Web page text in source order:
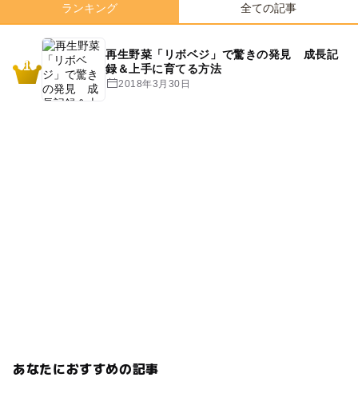
ランキング 全ての記事
1
再生野菜「リボベジ」で驚きの発見 成長記
録＆上手に育てる方法
2018年3月30日
あなたにおすすめの記事